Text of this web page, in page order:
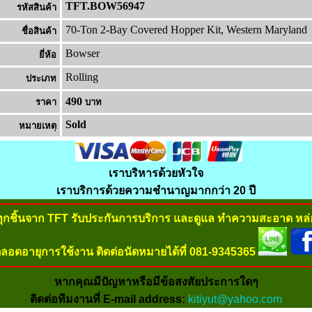
รหัสสินค้า TFT.BOW56947
ชื่อสินค้า 70-Ton 2-Bay Covered Hopper Kit, Western Maryland
ยี่ห้อ Bowser
ประเภท Rolling
ราคา 490 บาท
หมายเหต Sold
เราบริหารด้วยหัวใจ
เราบริการด้วยความชำนาญมากกว่า 20 ปี
ชิ้นจาก TFT รับประกันการบริการ และดูแล ทำความสะอาด ห
อดอายุการใช้งาน ติดต่อนัดหมายได้ที่ 081-9345365
หากคุณมีปัญหาหรือมีข้อสงสัยประการใดๆ
ติดต่อทีมงานที่ E-mail address: kitiyut@yahoo.com